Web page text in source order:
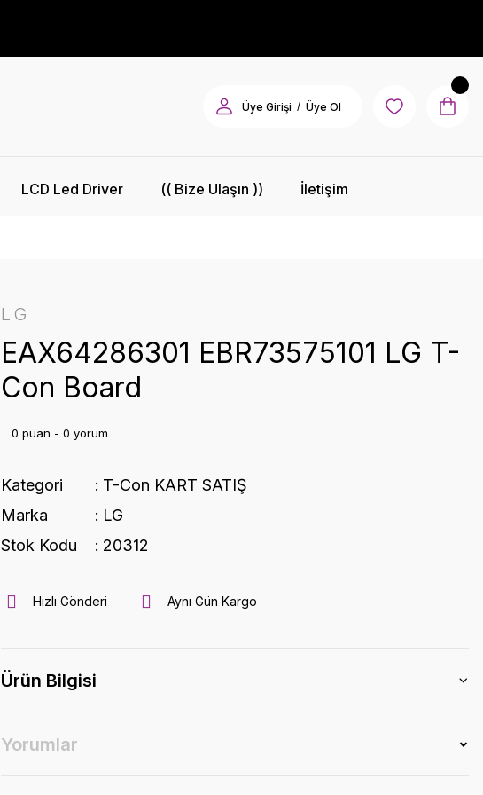
Üye Girişi / Üye Ol
LCD Led Driver (( Bize Ulaşın )) İletişim
LG
EAX64286301 EBR73575101 LG T-
Con Board
0 puan - 0 yorum
Kategori
T-Con KART SATIŞ
Marka
LG
Stok Kodu
20312
Hızlı Gönderi Aynı Gün Kargo
Ürün Bilgisi
Yorumlar